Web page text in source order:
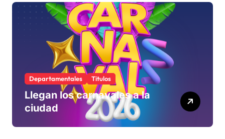
rechaza
Departamentales Titulos
Llegan los carnavales a la
ciudad